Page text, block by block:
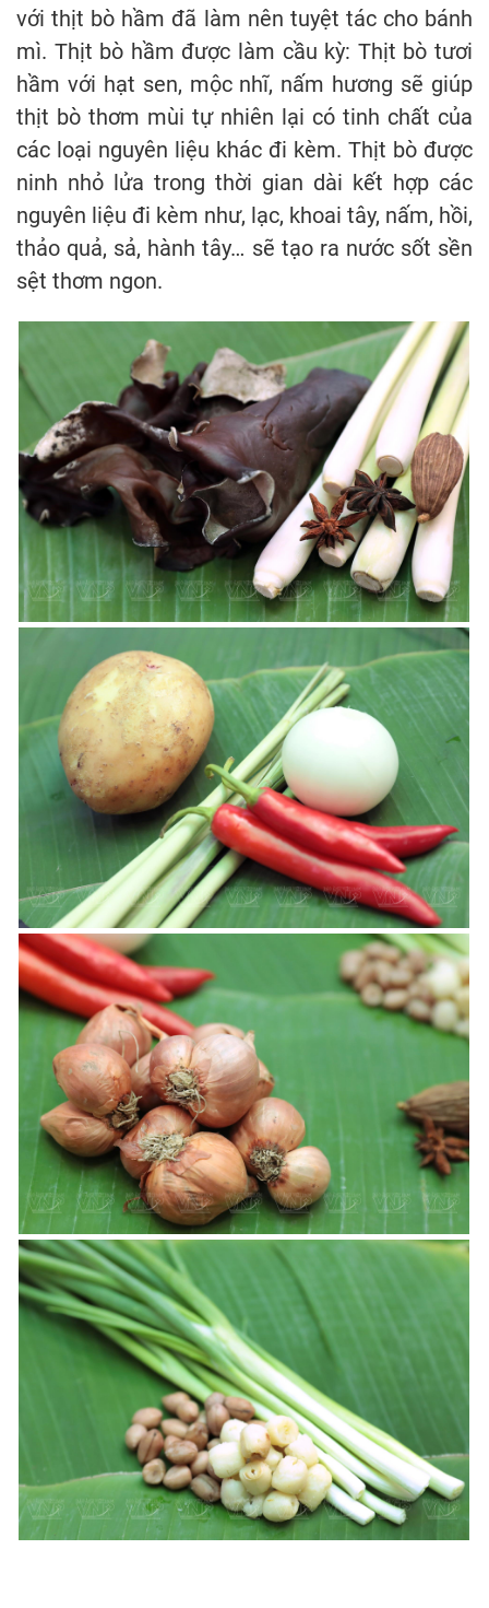
với thịt bò hầm đã làm nên tuyệt tác cho bánh
mì. Thịt bò hầm được làm cầu kỳ: Thịt bò tươi
hầm với hạt sen, mộc nhĩ, nấm hương sẽ giúp
thịt bò thơm mùi tự nhiên lại có tinh chất của
các loại nguyên liệu khác đi kèm. Thịt bò được
ninh nhỏ lửa trong thời gian dài kết hợp các
nguyên liệu đi kèm như, lạc, khoai tây, nấm, hồi,
thảo quả, sả, hành tây… sẽ tạo ra nước sốt sền
sệt thơm ngon.